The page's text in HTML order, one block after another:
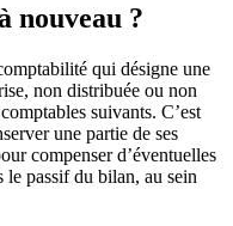
nouveau ?
qui désigne une
non distribuée ou non
suivants. C’est
une partie de ses
compenser d’éventuelles
le passif du bilan, au sein